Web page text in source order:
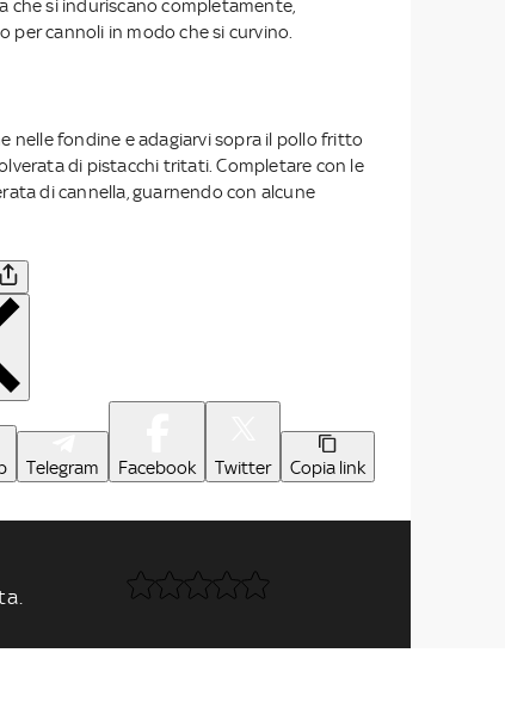
che si induriscano completamente,
per cannoli in modo che si curvino.
nelle fondine e adagiarvi sopra il pollo fritto
di pistacchi tritati. Completare con le
di cannella, guarnendo con alcune
Telegram Facebook Twitter Copia link